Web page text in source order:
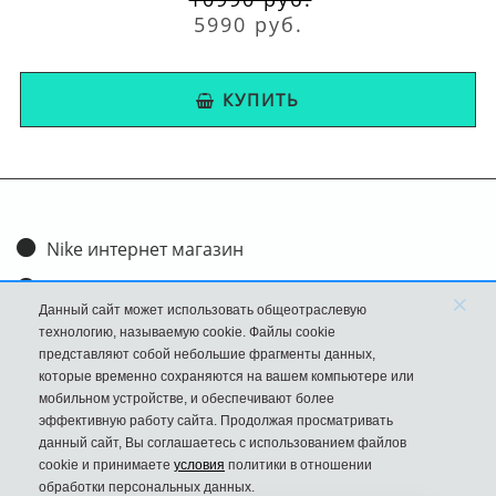
Гарантийный сервис
типа гарантии: двухнедельную, если не
подходит цвет или размер, и годовую, если
Расширенное обслуживание предоставляется
после проведения экспертизы, по результатам
которой производится возврат, обмен или
ремонт.
Особенности ухода
Чтобы ботинки на протяжении долгого
времени радовали своего обладателя, за ним
5990 руб.
КУПИТЬ
Nike интернет магазин
Доставка и оплата
Обмен и возврат
Размеры
FAQ
Новости
Политика Конфиденциальности
Данный сайт может использовать общеотраслевую
технологию, называемую cookie. Файлы cookie
представляют собой небольшие фрагменты данных,
которые временно сохраняются на вашем компьютере или
мобильном устройстве, и обеспечивают более
эффективную работу сайта. Продолжая просматривать
данный сайт, Вы соглашаетесь с использованием файлов
cookie и принимаете условия политики в отношении
обработки персональных данных.
×